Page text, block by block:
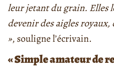
leur jetant du grain. Elles
devenir des aigles
», souligne l’écrivain.
« Simple amateur de